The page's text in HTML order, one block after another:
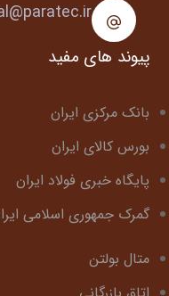
پیوند های مفید
بانک مرکزی ایران
بورس کالای ایران
پایگاه خبری فولاد ایران
گمرک جمهوری اسلامی
متال بولتن